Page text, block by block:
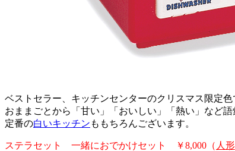
ベストセラー、キッチンセンターのクリスマス限定色
おままごとから「甘い」「おいしい」「熱い」など語
定番の白いキッチン ももちろんございます。
ステラセット 一緒におでかけセット ￥8,000（ 人形